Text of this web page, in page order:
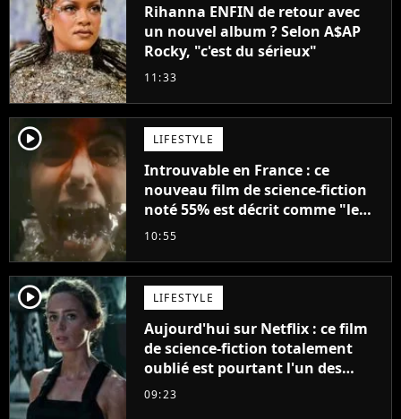
Rihanna ENFIN de retour avec
un nouvel album ? Selon A$AP
Rocky, "c'est du sérieux"
11:33
player2 LIFESTYLE
Introuvable en France : ce
nouveau film de science-fiction
noté 55% est décrit comme "le
plus stupide de l'année"
10:55
player2 LIFESTYLE
Aujourd'hui sur Netflix : ce film
de science-fiction totalement
oublié est pourtant l'un des
meilleurs des années 2010
09:23